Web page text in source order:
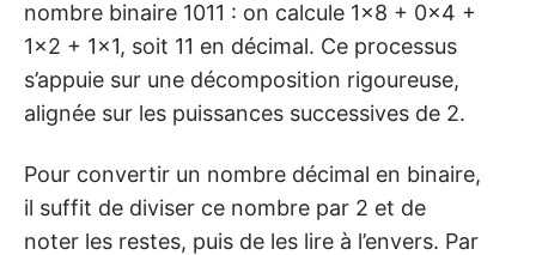
nombre binaire 1011 : on calcule 1×8 + 0×4 +
1×2 + 1×1, soit 11 en décimal. Ce processus
s’appuie sur une décomposition rigoureuse,
alignée sur les puissances successives de 2.
Pour convertir un nombre décimal en binaire,
il suffit de diviser ce nombre par 2 et de
noter les restes, puis de les lire à l’envers. Par